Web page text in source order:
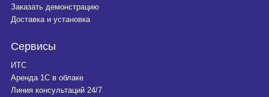
Заказать демонстрацию
Доставка и установка
Сервисы
ИТС
Аренда 1С в облаке
Линия консультаций 24/7